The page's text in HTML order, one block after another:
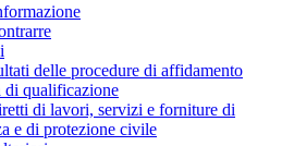
delle procedure di affidamento
di qualificazione
di lavori, servizi e forniture di
e di protezione civile